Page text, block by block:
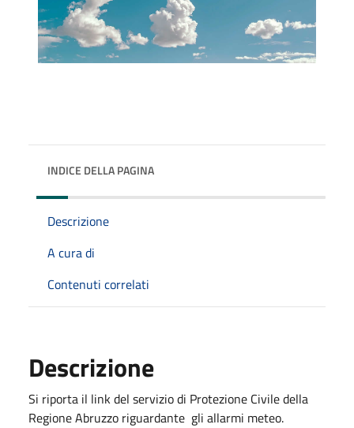
INDICE DELLA PAGINA
Descrizione
A cura di
Contenuti correlati
Descrizione
Si riporta il link del servizio di Protezione Civile della
Regione Abruzzo riguardante gli allarmi meteo.